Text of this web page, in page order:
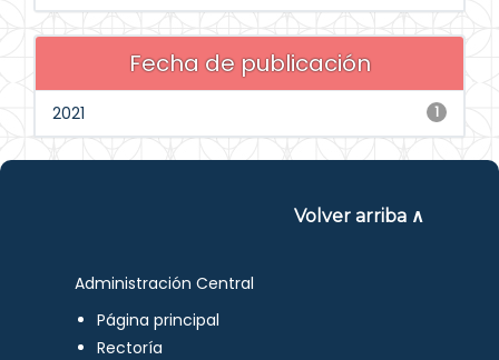
Fecha de publicación
1
2021
Volver arriba ∧
Administración Central
Página principal
Rectoría